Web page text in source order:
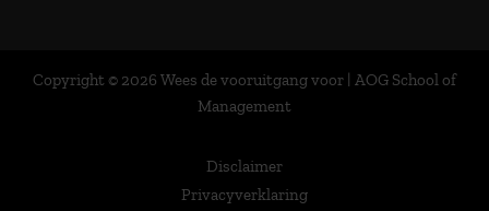
Copyright © 2026 Wees de vooruitgang voor | AOG School of
Management
Disclaimer
Privacyverklaring